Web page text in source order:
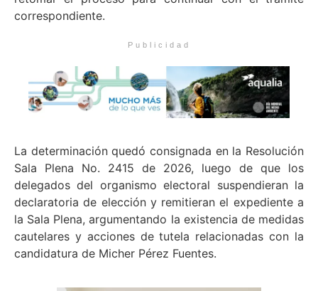
correspondiente.
Publicidad
La determinación quedó consignada en la Resolución
Sala Plena No. 2415 de 2026, luego de que los
delegados del organismo electoral suspendieran la
declaratoria de elección y remitieran el expediente a
la Sala Plena, argumentando la existencia de medidas
cautelares y acciones de tutela relacionadas con la
candidatura de Micher Pérez Fuentes.